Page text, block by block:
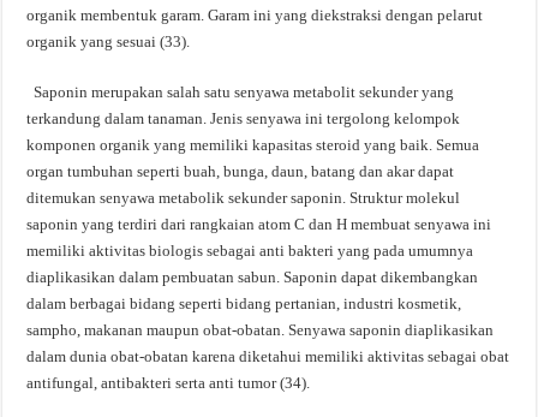
organik membentuk garam. Garam ini yang diekstraksi dengan pelarut
organik yang sesuai (33).
Saponin merupakan salah satu senyawa metabolit sekunder yang
terkandung dalam tanaman. Jenis senyawa ini tergolong kelompok
komponen organik yang memiliki kapasitas steroid yang baik. Semua
organ tumbuhan seperti buah, bunga, daun, batang dan akar dapat
ditemukan senyawa metabolik sekunder saponin. Struktur molekul
saponin yang terdiri dari rangkaian atom C dan H membuat senyawa ini
memiliki aktivitas biologis sebagai anti bakteri yang pada umumnya
diaplikasikan dalam pembuatan sabun. Saponin dapat dikembangkan
dalam berbagai bidang seperti bidang pertanian, industri kosmetik,
sampho, makanan maupun obat-obatan. Senyawa saponin diaplikasikan
dalam dunia obat-obatan karena diketahui memiliki aktivitas sebagai obat
antifungal, antibakteri serta anti tumor (34).